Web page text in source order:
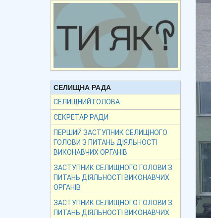
СЕЛИЩНА РАДА
СЕЛИЩНИЙ ГОЛОВА
СЕКРЕТАР РАДИ
ПЕРШИЙ ЗАСТУПНИК СЕЛИЩНОГО
ГОЛОВИ З ПИТАНЬ ДІЯЛЬНОСТІ
ВИКОНАВЧИХ ОРГАНІВ
ЗАСТУПНИК СЕЛИЩНОГО ГОЛОВИ З
ПИТАНЬ ДІЯЛЬНОСТІ ВИКОНАВЧИХ
ОРГАНІВ
ЗАСТУПНИК СЕЛИЩНОГО ГОЛОВИ З
ПИТАНЬ ДІЯЛЬНОСТІ ВИКОНАВЧИХ